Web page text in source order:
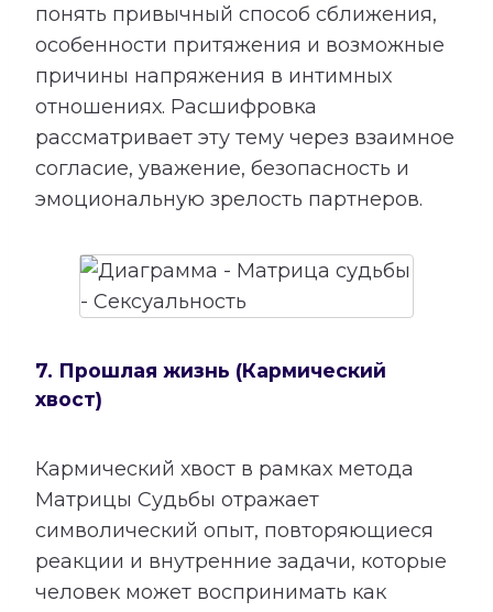
понять привычный способ сближения,
особенности притяжения и возможные
причины напряжения в интимных
отношениях. Расшифровка
рассматривает эту тему через взаимное
согласие, уважение, безопасность и
эмоциональную зрелость партнеров.
7. Прошлая жизнь (Кармический
хвост)
Кармический хвост в рамках метода
Матрицы Судьбы отражает
символический опыт, повторяющиеся
реакции и внутренние задачи, которые
человек может воспринимать как